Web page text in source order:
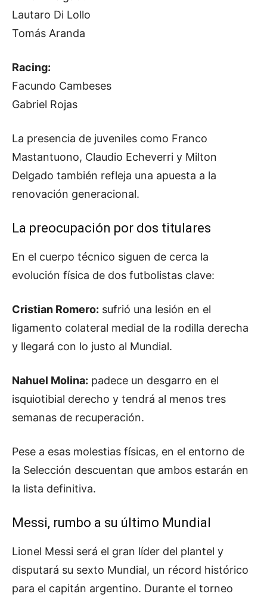
Lautaro Di Lollo
Tomás Aranda
Racing:
Facundo Cambeses
Gabriel Rojas
La presencia de juveniles como Franco
Mastantuono, Claudio Echeverri y Milton
Delgado también refleja una apuesta a la
renovación generacional.
La preocupación por dos titulares
En el cuerpo técnico siguen de cerca la
evolución física de dos futbolistas clave:
Cristian Romero: sufrió una lesión en el
ligamento colateral medial de la rodilla derecha
y llegará con lo justo al Mundial.
Nahuel Molina: padece un desgarro en el
isquiotibial derecho y tendrá al menos tres
semanas de recuperación.
Pese a esas molestias físicas, en el entorno de
la Selección descuentan que ambos estarán en
la lista definitiva.
Messi, rumbo a su último Mundial
Lionel Messi será el gran líder del plantel y
disputará su sexto Mundial, un récord histórico
para el capitán argentino. Durante el torneo